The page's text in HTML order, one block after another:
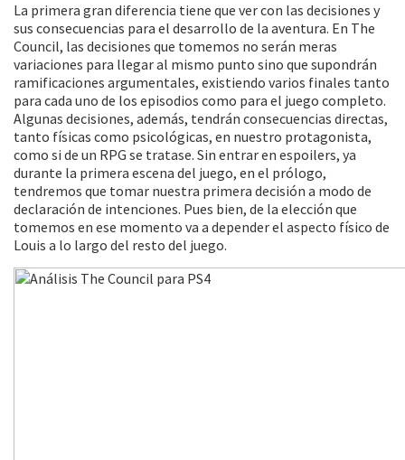
La primera gran diferencia tiene que ver con las decisiones y
sus consecuencias para el desarrollo de la aventura. En The
Council, las decisiones que tomemos no serán meras
variaciones para llegar al mismo punto sino que supondrán
ramificaciones argumentales, existiendo varios finales tanto
para cada uno de los episodios como para el juego completo.
Algunas decisiones, además, tendrán consecuencias directas,
tanto físicas como psicológicas, en nuestro protagonista,
como si de un RPG se tratase. Sin entrar en espoilers, ya
durante la primera escena del juego, en el prólogo,
tendremos que tomar nuestra primera decisión a modo de
declaración de intenciones. Pues bien, de la elección que
tomemos en ese momento va a depender el aspecto físico de
Louis a lo largo del resto del juego.